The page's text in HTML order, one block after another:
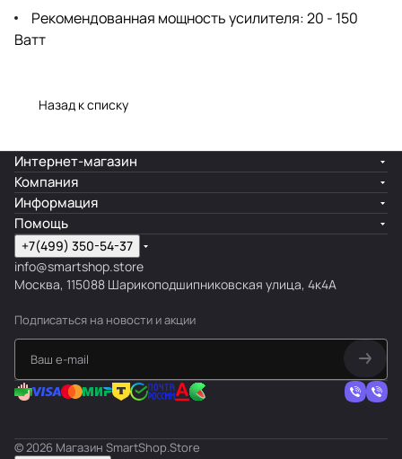
Рекомендованная мощность усилителя: 20 - 150
Ватт
Назад к списку
Интернет-магазин
Компания
Информация
Помощь
+7(499) 350-54-37
info@smartshop.store
Москва, 115088 Шарикоподшипниковская улица, 4к4А
Подписаться на новости и акции
© 2026 Магазин SmartShop.Store